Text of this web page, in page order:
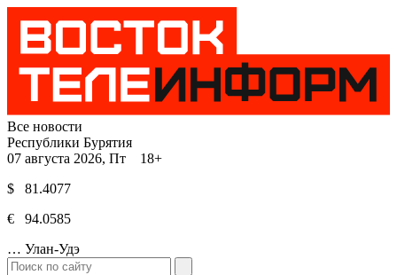
Все новости
Республики Бурятия
07 августа 2026, Пт 18+
$ 81.4077
€ 94.0585
… Улан-Удэ